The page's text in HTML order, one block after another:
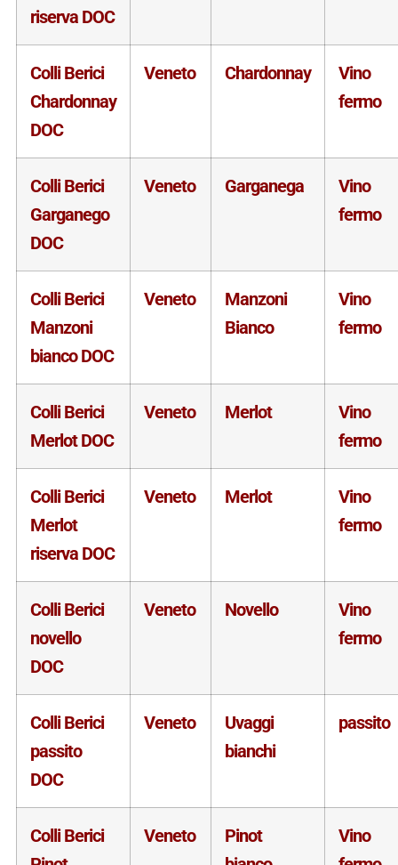
riserva DOC
Colli Berici
Chardonnay
DOC
Veneto Chardonnay
Vino
fermo
Colli Berici
Garganego
DOC
Veneto Garganega
Vino
fermo
Colli Berici
Manzoni
bianco DOC
Veneto
Manzoni
Bianco
Vino
fermo
Colli Berici
Merlot DOC
Veneto Merlot
Vino
fermo
Colli Berici
Merlot
riserva DOC
Veneto Merlot
Vino
fermo
Colli Berici
novello
DOC
Veneto Novello
Vino
fermo
Colli Berici
passito
DOC
Veneto
Uvaggi
bianchi
passito
Colli Berici
Veneto
Pinot
Vino